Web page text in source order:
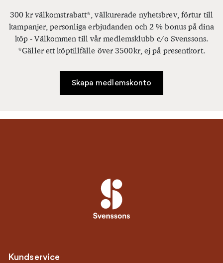
300 kr välkomstrabatt*, välkurerade nyhetsbrev, förtur till
kampanjer, personliga erbjudanden och 2 % bonus på dina
köp - Välkommen till vår medlemsklubb c/o Svenssons.
*Gäller ett köptillfälle över 3500kr, ej på presentkort.
Skapa medlemskonto
Kundservice